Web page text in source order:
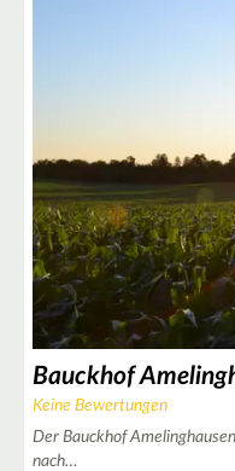
Bauckhof
Keine Bewertungen
Der Bauckhof
nach…